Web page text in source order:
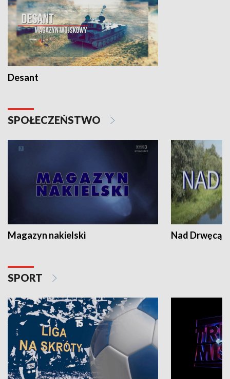
Desant
SPOŁECZEŃSTWO
Magazyn nakielski Nad Drwęcą
SPORT